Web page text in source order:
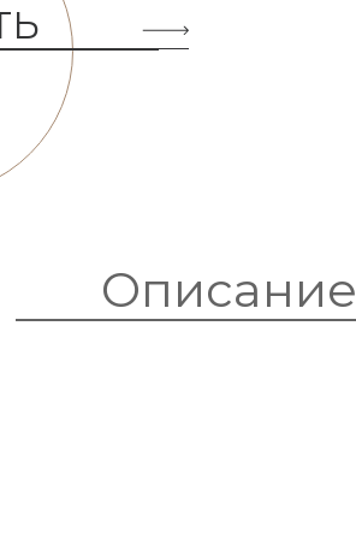
Описание